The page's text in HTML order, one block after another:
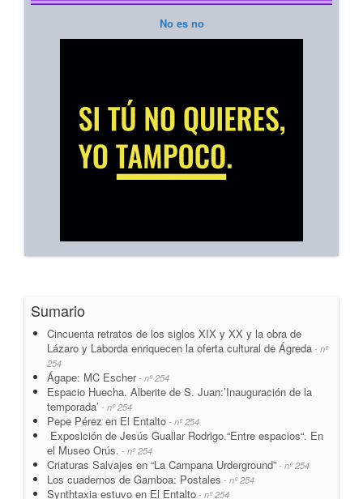
No es no
Sumario
Cincuenta retratos de los siglos XIX y XX y la obra de
Lázaro y Laborda enriquecen la oferta cultural de Ágreda - nº
254
Ágape: MC Escher- nº 254
Espacio Huecha. Alberite de S. Juan:’Inauguración de la
temporada’ - nº 254
Pepe Pérez en El Entalto - nº 254
Exposición de Jesús Guallar Rodrigo.“Entre espacios“. En
el Museo Orús. - nº 254
Criaturas Salvajes en “La Campana Urderground” - nº 254
Los cuadernos de Gamboa: Postales - nº 254
Synthtaxia estuvo en El Entalto - nº 254